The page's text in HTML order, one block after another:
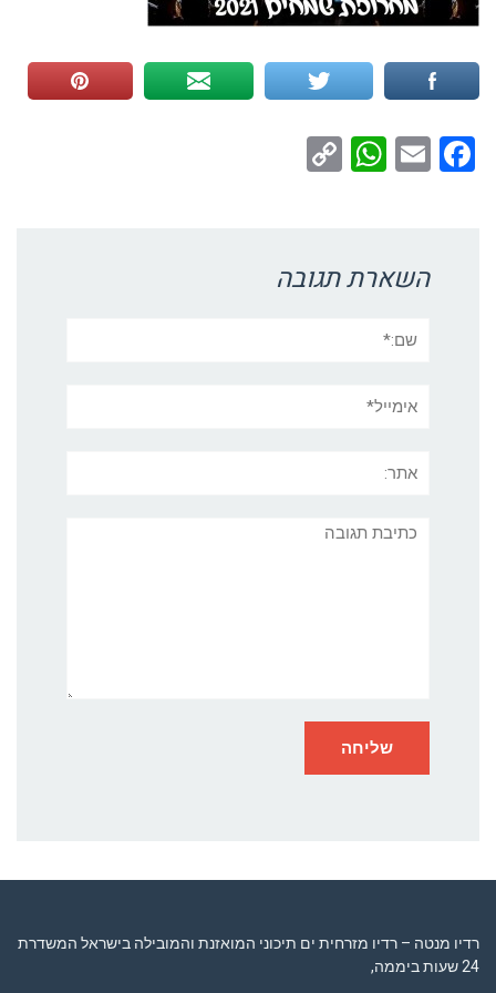
Facebook
Email
WhatsApp
השארת תגובה
תגובה
רדיו מנטה – רדיו מזרחית ים תיכוני המואזנת והמובילה בישראל המשדרת
24 שעות ביממה,